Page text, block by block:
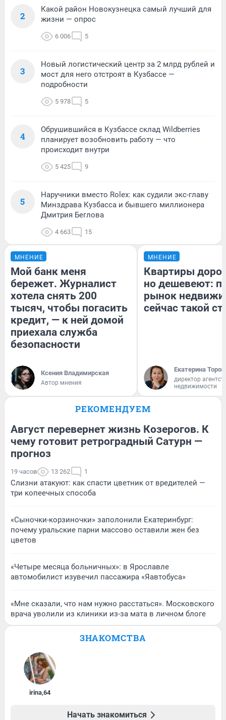
2
Какой район Новокузнецка самый лучший для
жизни — опрос
6 006 5
3
Новый логистический центр за 2 млрд рублей и
мост для него отстроят в Кузбассе —
подробности
5 978 5
4
Обрушившийся в Кузбассе склад Wildberries
планирует возобновить работу — что
происходит внутри
5 425 9
5
Наручники вместо Rolex: как судили экс-главу
Минздрава Кузбасса и бывшего миллионера
Дмитрия Беглова
4 663 15
МНЕНИЕ
Мой банк меня
бережет. Журналист
хотела снять 200
тысяч, чтобы погасить
кредит, — к ней домой
приехала служба
безопасности
Ксения Владимирская
Автор мнения
МНЕНИЕ
Квартиры
но дешевеют:
рынок
сейчас такой
Екатерина
директор
недвижимости
РЕКОМЕНДУЕМ
Август перевернет жизнь Козерогов. К
чему готовит ретроградный Сатурн —
прогноз
19 часов 13 262 1
Слизни атакуют: как спасти цветник от вредителей —
три копеечных способа
«Сыночки-корзиночки» заполонили Екатеринбург:
почему уральские парни массово оставили жен без
цветов
«Четыре месяца больничных»: в Ярославле
автомобилист изувечил пассажира «Яавтобуса»
«Мне сказали, что нам нужно расстаться». Московского
врача уволили из клиники из-за мата в личном блоге
ЗНАКОМСТВА
irina,64
Начать знакомиться